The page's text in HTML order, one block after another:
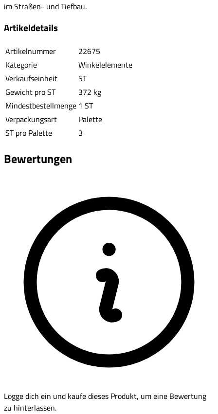
im Straßen- und Tiefbau.
Artikeldetails
Artikelnummer
22675
Kategorie
Winkelelemente
Verkaufseinheit
ST
Gewicht pro ST
372 kg
Mindestbestellmenge 1 ST
Verpackungsart
Palette
ST pro Palette
3
Bewertungen
Logge dich ein und kaufe dieses Produkt, um eine Bewertung
zu hinterlassen.